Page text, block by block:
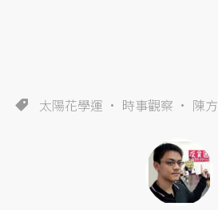
太陽花學運 時事觀察 陳